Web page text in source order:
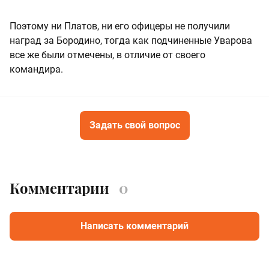
Поэтому ни Платов, ни его офицеры не получили
наград за Бородино, тогда как подчиненные Уварова
все же были отмечены, в отличие от своего
командира.
Задать свой вопрос
Комментарии 0
Написать комментарий